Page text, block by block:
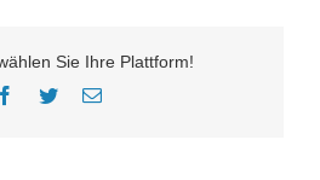
Sie Ihre Plattform!
Facebook
TwitterE-